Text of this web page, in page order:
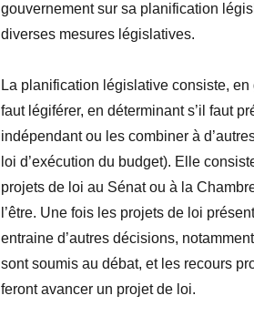
gouvernement sur sa planification
diverses mesures législatives.
La planification législative consiste, en
faut légiférer, en déterminant s’il faut
indépendant ou les combiner à
loi d’exécution du budget). Elle
projets de loi au Sénat ou à la
l’être. Une fois les projets de loi
entraine d’autres décisions,
sont soumis au débat, et les recours
feront avancer un projet de loi.